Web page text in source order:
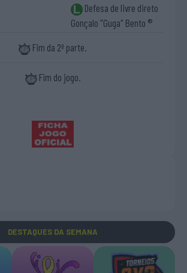
Defesa de livre direto
Gonçalo "Guga" Bento ®
Fim da 2ª parte.
Fim do jogo.
DESTAQUES DA SEMANA